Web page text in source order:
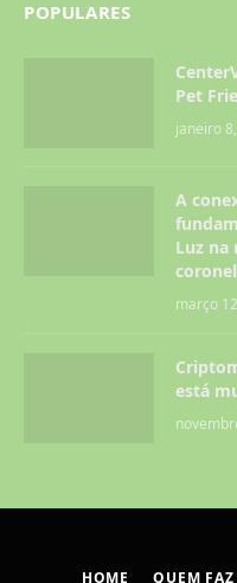
POPULARES
Pet
janeiro
A
Luz na
coronel
março
está
HOME QUEM FAZ